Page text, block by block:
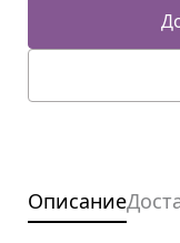
Описание